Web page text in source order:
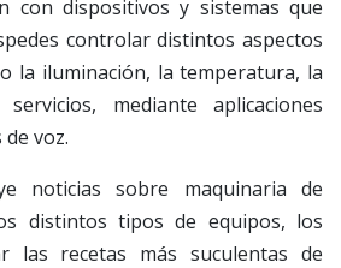
con dispositivos y sistemas que
controlar distintos aspectos
la iluminación, la temperatura, la
mediante aplicaciones
voz.
noticias sobre maquinaria de
distintos tipos de equipos, los
las recetas más suculentas de